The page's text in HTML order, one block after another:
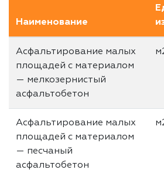
Наименование
Асфальтирование малых
площадей с материалом
— мелкозернистый
асфальтобетон
Асфальтирование малых
площадей с материалом
— песчаный
асфальтобетон